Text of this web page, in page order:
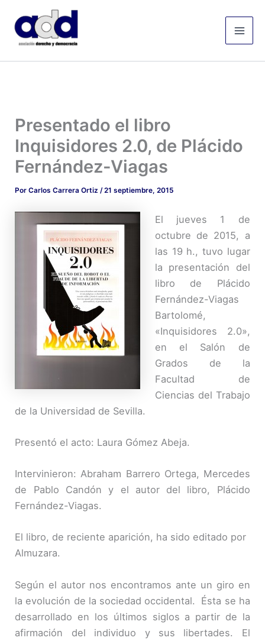
contenido
Presentado el libro
Inquisidores 2.0, de Plácido
Fernández-Viagas
PorCarlos Carrera Ortiz/21 septiembre, 2015
El jueves 1 de
octubre de 2015, a
las 19 h., tuvo lugar
la presentación del
libro de Plácido
Fernández-Viagas
Bartolomé,
«Inquisidores 2.0»,
en el Salón de
Grados de la
Facultad de
Ciencias del Trabajo
de la Universidad de Sevilla.
Presentó el acto: Laura Gómez Abeja.
Intervinieron: Abraham Barrero Ortega, Mercedes
de Pablo Candón y el autor del libro, Plácido
Fernández-Viagas.
El libro, de reciente aparición, ha sido editado por
Almuzara.
Según el autor nos encontramos ante un giro en
la evolución de la sociedad occidental. Ésta se ha
desarrollado en los últimos siglos a partir de la
afirmación del individuo y sus libertades. El